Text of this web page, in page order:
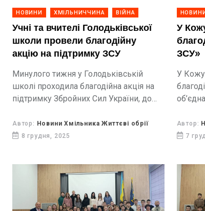
НОВИНИ ХМІЛЬНИЧЧИНА ВІЙНА
Учні та вчителі Голодьківської
школи провели благодійну
акцію на підтримку ЗСУ
Минулого тижня у Голодьківській
школі проходила благодійна акція на
підтримку Збройних Сил України, до
та їхні батьки.
Автор: Новини Хмільника Життєві обрії
8 грудня, 2025
У
ЗСУ»
У
Автор:
7